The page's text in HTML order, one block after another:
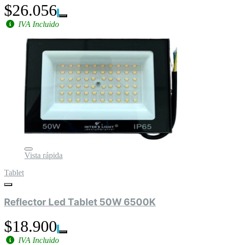
$26.056
IVA Incluido
Vista rápida
Tablet
Reflector Led Tablet 50W 6500K
$18.900
IVA Incluido